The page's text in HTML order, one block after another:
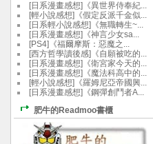
[日系漫畫感想]《異世界侍奉紀...
[輕小說感想]《假定反派千金似...
[日系輕小說感想]《無職轉生~...
[日系漫畫感想]《神言少女sa...
[PS4]《福爾摩斯：惡魔之...
[西方哲學讀後感]《自願被吃的...
[日系漫畫感想]《衛宮家今天的...
[日系漫畫感想]《魔法科高中的...
[輕小說感想]《羅姆尼亞帝國興...
[日系漫畫感想]《鋼彈創鬥者A...
肥牛的Readmoo書櫃